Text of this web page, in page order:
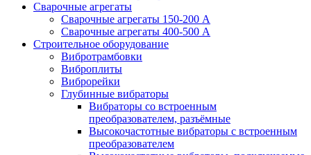
Сварочные агрегаты
Сварочные агрегаты 150-200 А
Сварочные агрегаты 400-500 А
Строительное оборудование
Вибротрамбовки
Виброплиты
Виброрейки
Глубинные вибраторы
Вибраторы со встроенным
преобразователем, разъёмные
Высокочастотные вибраторы с встроенным
преобразователем